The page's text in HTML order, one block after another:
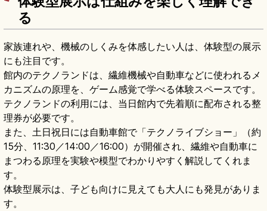
る
家族連れや、機械のしくみを体感したい人は、体験型の展示
にも注目です。
館内のテクノランドは、繊維機械や自動車などに使われるメ
カニズムの原理を、ゲーム感覚で学べる体験スペースです。
テクノランドの利用には、当日館内で先着順に配布される整
理券が必要です。
また、土日祝日には自動車館で「テクノライブショー」（約
15分、11:30／14:00／16:00）が開催され、繊維や自動車に
まつわる原理を実験や模型でわかりやすく解説してくれま
す。
体験型展示は、子ども向けに見えても大人にも発見がありま
す。